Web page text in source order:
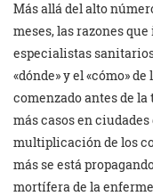
Más allá del alto
meses, las razones
especialistas
«dónde» y el «cómo»
comenzado antes de
más casos en
multiplicación de los
más se está
mortífera de la